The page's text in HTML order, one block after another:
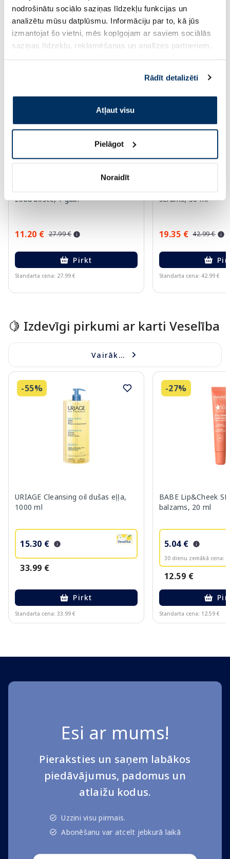
nodrošinātu sociālo saziņas līdzekļu funkcijas un
analizētu mūsu datplūsmu. Informāciju par to, kā jūs
izmantojat šo vietni, mēs kopīgojam ar saviem sociālās
saziņas līdzekļu, reklamēšanas un analīzes partneriem,
pakalpojumus. Ja piekrītat šo papildu sīkdatņu
izmantošanai, lūdzu, atzīmējiet savu izvēli:
Rādīt detalizēti
Atļaut visu
Pielāgot
Noraidīt
Page 1 of 10
Augsti novērtēti kategorijā
zobu birste, 1 gab.
11.20 € 27.99 €
Pirkt
Standarta cena: 27.99 €
-55%
serums, 30 ml
19.35 € 42.99 €
Standarta cena: 42.99 €
🍋 Izdevīgi pirkumi ar karti Veselība
Vairāk...
-55%
URIAGE Cleansing oil dušas eļļa,
1000 ml
15.30 €
33.99 €
Pirkt
Standarta cena: 33.99 €
-27%
BABE Lip&Cheek
balzams, 20 ml
5.04 €
30 dienu zemākā cena:
12.59 €
Standarta cena: 12.59 €
Esi ar mums!
Pieraksties un saņem labākos
piedāvājumus, padomus un
atlaižu kodus.
Uzzini visu pirmais.
Abonēšanu var atcelt jebkurā laikā